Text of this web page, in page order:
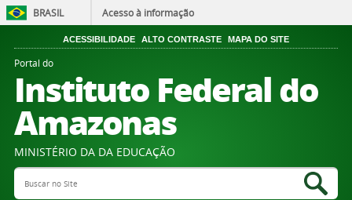
BRASIL Acesso à informação
ACESSIBILIDADE ALTO CONTRASTE MAPA DO SITE
Portal do
Instituto Federal do
Amazonas
MINISTÉRIO DA DA EDUCAÇÃO
Search Site